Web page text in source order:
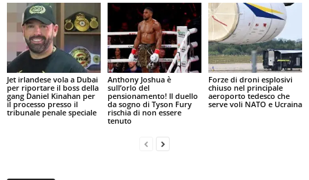
Jet irlandese vola a Dubai
per riportare il boss della
gang Daniel Kinahan per
il processo presso il
tribunale penale speciale
Anthony Joshua è
sull’orlo del
pensionamento! Il duello
da sogno di Tyson Fury
rischia di non essere
tenuto
Forze di droni esplosivi
chiuso nel principale
aeroporto tedesco che
serve voli NATO e Ucraina